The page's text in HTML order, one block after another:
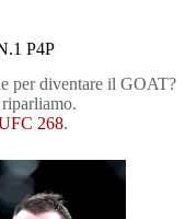
P4P
per diventare il GOAT?
268.